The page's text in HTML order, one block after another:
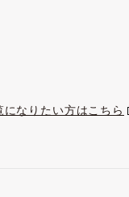
なりたい方はこちら